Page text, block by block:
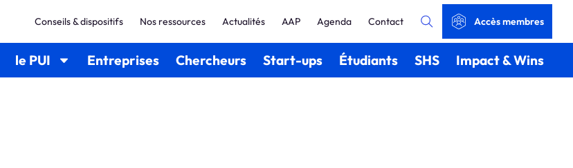
le PUI Entreprises Chercheurs Start-ups Étudiants SHS Impact & Wins
Conseils & dispositifs Nos ressources Actualités AAP Agenda Contact Accès membres